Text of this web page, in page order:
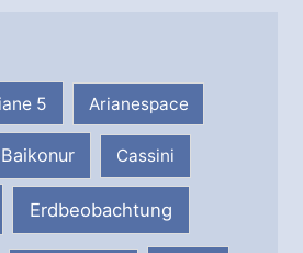
5 Arianespace
Baikonur Cassini
Erdbeobachtung